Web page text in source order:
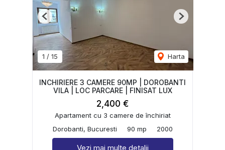
1 / 15 Harta
Previous Next
INCHIRIERE 3 CAMERE 90MP | DOROBANTI
VILA | LOC PARCARE | FINISAT LUX
2,400 €
Apartament cu 3 camere de închiriat
Dorobanti, Bucuresti
90 mp 2000
Vezi mai multe detalii